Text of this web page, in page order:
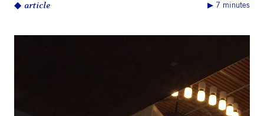
◆ article ▶︎ 7 minutes